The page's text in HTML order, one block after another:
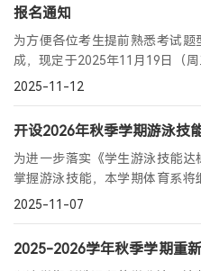
报名通知
为方便各位考生提前熟悉考试
成，现定于2025年11月19日（
考前模拟测试，该考试仅供模拟
2025-11-12
开设2026年秋季学期游泳技
为进一步落实《学生游泳技能
掌握游泳技能，本学期体育系将
班。
2025-11-07
2025-2026学年秋季学期重